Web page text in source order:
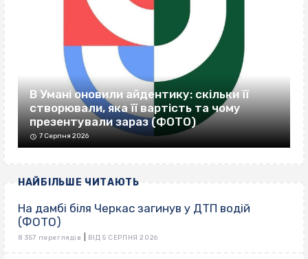
В Умані оновили айдентику: скільки її
створювали, яка її вартість та чому
презентували зараз (ФОТО)
7 Серпня 2026
НАЙБІЛЬШЕ ЧИТАЮТЬ
На дамбі біля Черкас загинув у ДТП водій
(ФОТО)
8 357 переглядів ВІД 5 СЕРПНЯ 2026